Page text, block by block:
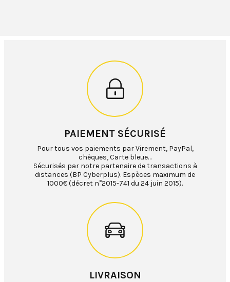
PAIEMENT SÉCURISÉ
Pour tous vos paiements par Virement, PayPal,
chèques, Carte bleue…
Sécurisés par notre partenaire de transactions à
distances (BP Cyberplus). Espèces maximum de
1000€ (décret n°2015-741 du 24 juin 2015).
LIVRAISON